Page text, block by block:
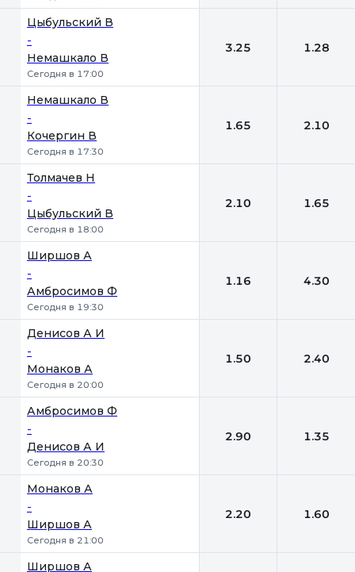
Цыбульский В
-
Немашкало В
Сегодня в 17:00
3.25 1.28
Немашкало В
-
Кочергин В
Сегодня в 17:30
1.65 2.10
Толмачев Н
-
Цыбульский В
Сегодня в 18:00
2.10 1.65
Ширшов А
-
Амбросимов Ф
Сегодня в 19:30
1.16 4.30
Денисов А И
-
Монаков А
Сегодня в 20:00
1.50 2.40
Амбросимов Ф
-
Денисов А И
Сегодня в 20:30
2.90 1.35
Монаков А
-
Ширшов А
Сегодня в 21:00
2.20 1.60
Ширшов А